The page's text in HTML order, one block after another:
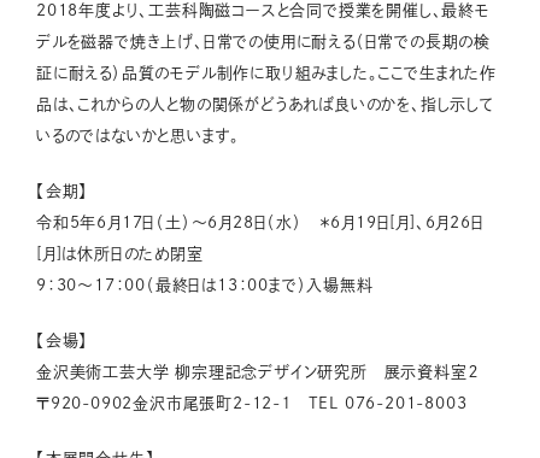
2018年度より、工芸科陶磁コースと合同で授業を開催し、最終モ
デルを磁器で焼き上げ、日常での使用に耐える（日常での長期の検
証に耐える）品質のモデル制作に取り組みました。ここで生まれた作
品は、これからの人と物の関係がどうあれば良いのかを、指し示して
いるのではないかと思います。
【会期】
令和5年6月17日（土）～6月28日（水） ＊6月19日[月]、6月26日
[月]は休所日のため閉室
9：30～17：00（最終日は13：00まで）入場無料
【会場】
金沢美術工芸大学 柳宗理記念デザイン研究所 展示資料室２
〒920-0902金沢市尾張町2-12-１ TEL 076-201-8003